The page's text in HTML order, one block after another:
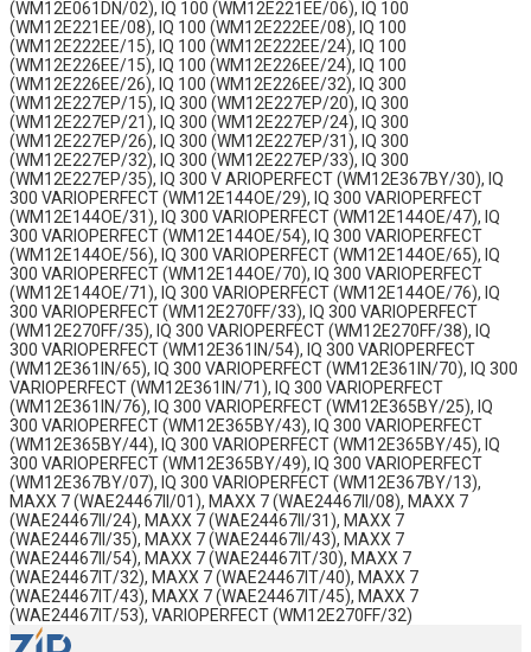
(WM12E061DN/02), IQ 100 (WM12E221EE/06), IQ 100
(WM12E221EE/08), IQ 100 (WM12E222EE/08), IQ 100
(WM12E222EE/15), IQ 100 (WM12E222EE/24), IQ 100
(WM12E226EE/15), IQ 100 (WM12E226EE/24), IQ 100
(WM12E226EE/26), IQ 100 (WM12E226EE/32), IQ 300
(WM12E227EP/15), IQ 300 (WM12E227EP/20), IQ 300
(WM12E227EP/21), IQ 300 (WM12E227EP/24), IQ 300
(WM12E227EP/26), IQ 300 (WM12E227EP/31), IQ 300
(WM12E227EP/32), IQ 300 (WM12E227EP/33), IQ 300
(WM12E227EP/35), IQ 300 V ARIOPERFECT (WM12E367BY/30), IQ
300 VARIOPERFECT (WM12E144OE/29), IQ 300 VARIOPERFECT
(WM12E144OE/31), IQ 300 VARIOPERFECT (WM12E144OE/47), IQ
300 VARIOPERFECT (WM12E144OE/54), IQ 300 VARIOPERFECT
(WM12E144OE/56), IQ 300 VARIOPERFECT (WM12E144OE/65), IQ
300 VARIOPERFECT (WM12E144OE/70), IQ 300 VARIOPERFECT
(WM12E144OE/71), IQ 300 VARIOPERFECT (WM12E144OE/76), IQ
300 VARIOPERFECT (WM12E270FF/33), IQ 300 VARIOPERFECT
(WM12E270FF/35), IQ 300 VARIOPERFECT (WM12E270FF/38), IQ
300 VARIOPERFECT (WM12E361IN/54), IQ 300 VARIOPERFECT
(WM12E361IN/65), IQ 300 VARIOPERFECT (WM12E361IN/70), IQ 300
VARIOPERFECT (WM12E361IN/71), IQ 300 VARIOPERFECT
(WM12E361IN/76), IQ 300 VARIOPERFECT (WM12E365BY/25), IQ
300 VARIOPERFECT (WM12E365BY/43), IQ 300 VARIOPERFECT
(WM12E365BY/44), IQ 300 VARIOPERFECT (WM12E365BY/45), IQ
300 VARIOPERFECT (WM12E365BY/49), IQ 300 VARIOPERFECT
(WM12E367BY/07), IQ 300 VARIOPERFECT (WM12E367BY/13),
MAXX 7 (WAE24467II/01), MAXX 7 (WAE24467II/08), MAXX 7
(WAE24467II/24), MAXX 7 (WAE24467II/31), MAXX 7
(WAE24467II/35), MAXX 7 (WAE24467II/43), MAXX 7
(WAE24467II/54), MAXX 7 (WAE24467IT/30), MAXX 7
(WAE24467IT/32), MAXX 7 (WAE24467IT/40), MAXX 7
(WAE24467IT/43), MAXX 7 (WAE24467IT/45), MAXX 7
(WAE24467IT/53), VARIOPERFECT (WM12E270FF/32)